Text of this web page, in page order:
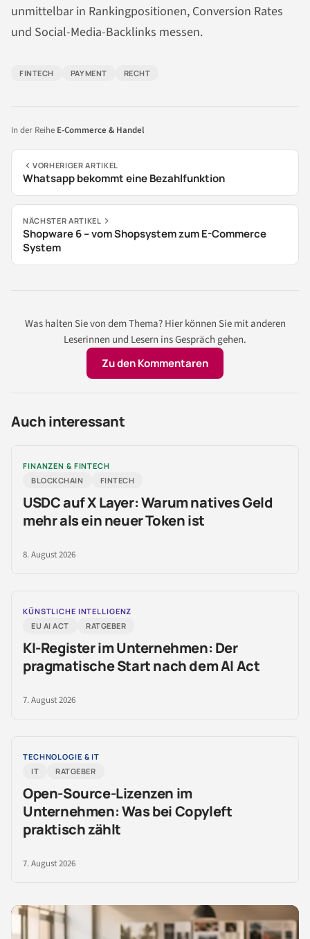
unmittelbar in Rankingpositionen, Conversion Rates
und Social-Media-Backlinks messen.
FINTECH PAYMENT RECHT
In der Reihe E-Commerce & Handel
VORHERIGER ARTIKEL
Whatsapp bekommt eine Bezahlfunktion
NÄCHSTER ARTIKEL
Shopware 6 – vom Shopsystem zum E-Commerce
System
Was halten Sie von dem Thema? Hier können Sie mit anderen
Leserinnen und Lesern ins Gespräch gehen.
Zu den Kommentaren
Auch interessant
FINANZEN & FINTECH
BLOCKCHAIN
FINTECH
USDC auf X Layer: Warum natives Geld
mehr als ein neuer Token ist
8. August 2026
KÜNSTLICHE INTELLIGENZ
EU AI ACT
RATGEBER
KI-Register im Unternehmen: Der
pragmatische Start nach dem AI Act
7. August 2026
TECHNOLOGIE & IT
IT
RATGEBER
Open-Source-Lizenzen im
Unternehmen: Was bei Copyleft
praktisch zählt
7. August 2026